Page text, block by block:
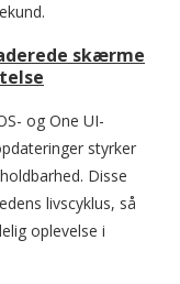
skærme
og One UI-
styrker
Disse
livscyklus, så
oplevelse i